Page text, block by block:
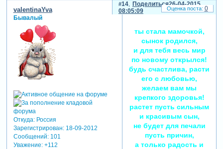
Поделиться
14
26-04-2015
08:05:09
valentinaYva
Бывалый
Откуда:Россия
Зарегистрирован: 18-09-2012
Сообщений:101
Уважение: +112
ты стала мамочкой,
сынок родился,
и для тебя весь мир
по новому открылся!
будь счастлива, расти
его с любовью,
желаем вам мы
крепкого здоровья!
растет пусть сильным
и красивым сын,
не будет для печали
пусть причин,
а только радость и
0